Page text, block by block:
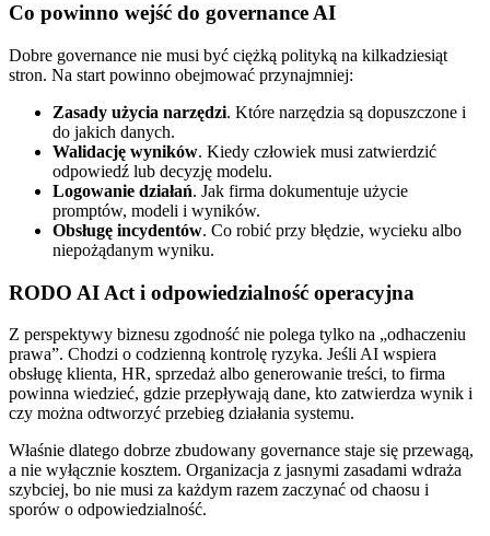
Co powinno wejść do governance AI
Dobre governance nie musi być ciężką polityką na kilkadziesiąt
stron. Na start powinno obejmować przynajmniej:
Zasady użycia narzędzi. Które narzędzia są dopuszczone i
do jakich danych.
Walidację wyników. Kiedy człowiek musi zatwierdzić
odpowiedź lub decyzję modelu.
Logowanie działań. Jak firma dokumentuje użycie
promptów, modeli i wyników.
Obsługę incydentów. Co robić przy błędzie, wycieku albo
niepożądanym wyniku.
RODO AI Act i odpowiedzialność operacyjna
Z perspektywy biznesu zgodność nie polega tylko na „odhaczeniu
prawa”. Chodzi o codzienną kontrolę ryzyka. Jeśli AI wspiera
obsługę klienta, HR, sprzedaż albo generowanie treści, to firma
powinna wiedzieć, gdzie przepływają dane, kto zatwierdza wynik i
czy można odtworzyć przebieg działania systemu.
Właśnie dlatego dobrze zbudowany governance staje się przewagą,
a nie wyłącznie kosztem. Organizacja z jasnymi zasadami wdraża
szybciej, bo nie musi za każdym razem zaczynać od chaosu i
sporów o odpowiedzialność.